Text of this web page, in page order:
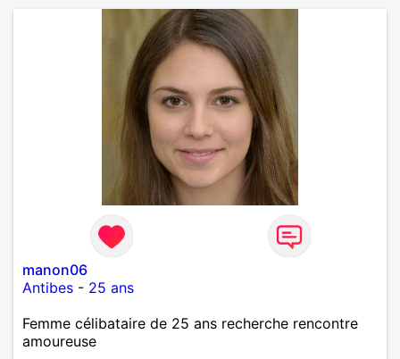
manon06
Antibes - 25 ans
Femme célibataire de 25 ans recherche rencontre
amoureuse